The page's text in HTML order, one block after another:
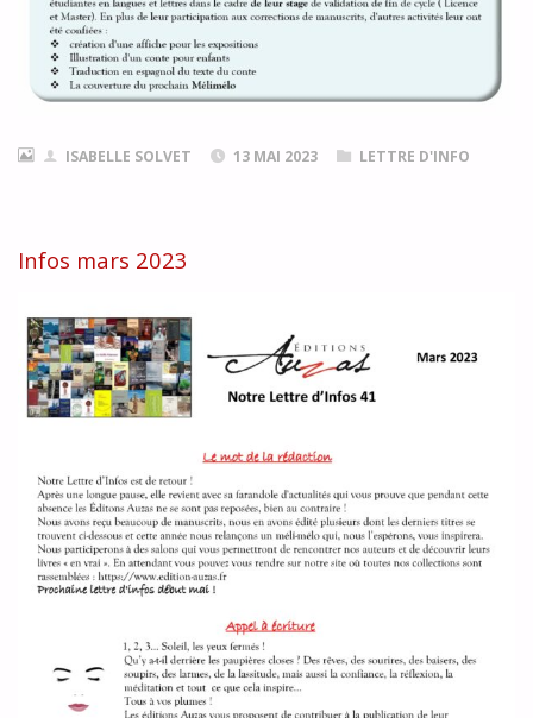
ISABELLE SOLVET 13 MAI 2023 LETTRE D'INFO
Infos mars 2023